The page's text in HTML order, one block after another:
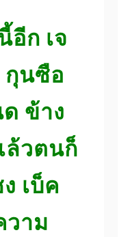
ก เจ
กุนซือ
ข้าง
ล้วตนก็
เบ็ค
วาม